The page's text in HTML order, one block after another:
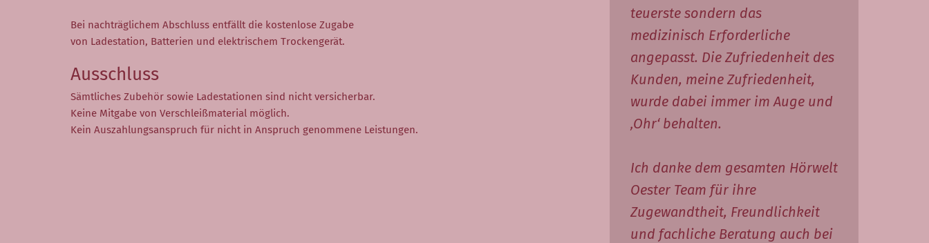
Bei nachträglichem Abschluss entfällt die kostenlose Zugabe
von Ladestation, Batterien und elektrischem Trockengerät.
Ausschluss
Sämtliches Zubehör sowie Ladestationen sind nicht versicherbar.
Keine Mitgabe von Verschleißmaterial möglich.
Kein Auszahlungsanspruch für nicht in Anspruch genommene Leistungen.
teuerste sondern das
medizinisch Erforderliche
angepasst. Die Zufriedenheit des
Kunden, meine Zufriedenheit,
wurde dabei immer im Auge und
‚Ohr‘ behalten.
Ich danke dem gesamten Hörwelt
Oester Team für ihre
Zugewandtheit, Freundlichkeit
und fachliche Beratung auch bei